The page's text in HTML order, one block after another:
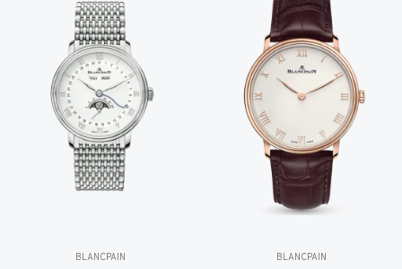
BLANCPAIN BLANCPAIN